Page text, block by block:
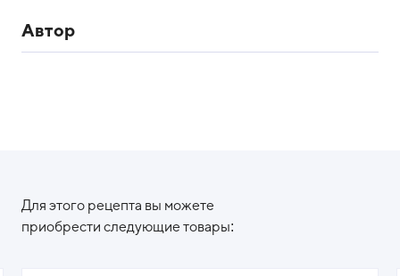
Автор
Для этого рецепта вы можете
приобрести следующие товары: